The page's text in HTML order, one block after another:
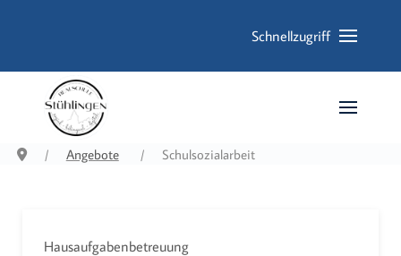
Schnellzugriff
Angebote Schulsozialarbeit
Hausaufgabenbetreuung